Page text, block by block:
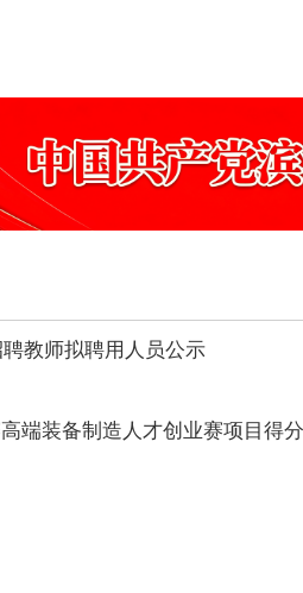
教师拟聘用人员公示
端装备制造人才创业赛项目得